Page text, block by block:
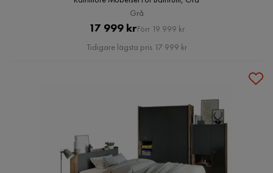
Grå
Pris
17 999 krOriginal
Pris
Förr 19 999 kr
Tidigare lägsta pris 17 999 kr